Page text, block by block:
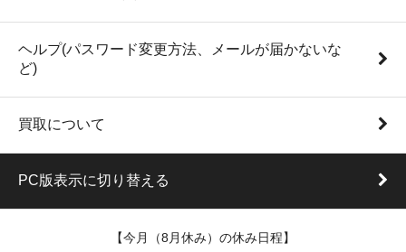
ヘルプ(パスワード変更方法、メールが届かないな
ど)
買取について
PC版表示に切り替える
【今月（8月休み）の休み日程】